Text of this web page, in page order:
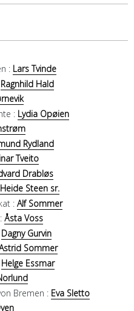
: Lars Tvinde
Ragnhild Hald
: Lydia Opøien
Rydland
Tveito
Drabløs
Steen sr.
: Alf Sommer
Åsta Voss
Dagny Gurvin
Sommer
Helge Essmar
Bremen : Eva Sletto